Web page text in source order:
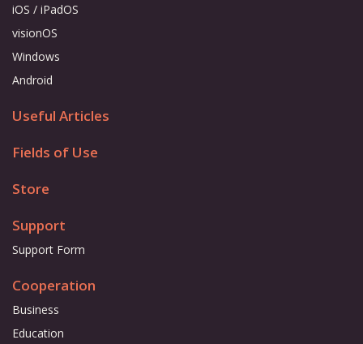
iOS / iPadOS
visionOS
Windows
Android
Useful Articles
Fields of Use
Store
Support
Support Form
Cooperation
Business
Education